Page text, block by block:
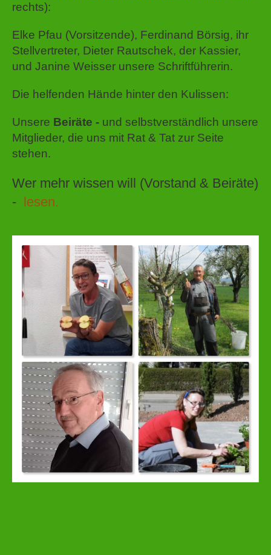
rechts):
Elke Pfau (Vorsitzende), Ferdinand Börsig, ihr
Stellvertreter, Dieter Rautschek, der Kassier,
und Janine Weisser unsere Schriftführerin.
Die helfenden Hände hinter den Kulissen:
Unsere Beiräte - und selbstverständlich unsere
Mitglieder, die uns mit Rat & Tat zur Seite
stehen.
Wer mehr wissen will (Vorstand & Beiräte)
- lesen.